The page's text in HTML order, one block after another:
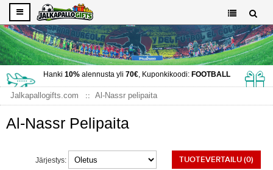
Hanki 10%alennusta yli 70€, Kuponkikoodi: FOOTBALL
Jalkapallogifts.com Al-Nassr pelipaita
Al-Nassr Pelipaita
TUOTEVERTAILU (0)
Järjestys: